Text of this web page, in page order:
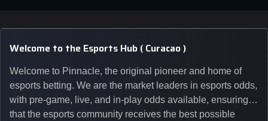
Welcome to the Esports Hub ( Curacao )
Welcome to Pinnacle, the original pioneer and home of
esports betting. We are the market leaders in esports odds,
with pre-game, live, and in-play odds available, ensuring
that the esports community receives the best possible